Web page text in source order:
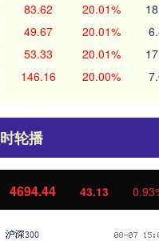
83.62 20.01%
49.67 20.01%
53.33 20.01%
146.16 20.00%
轮播
4694.44 43.13